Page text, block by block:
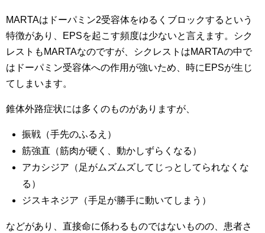
MARTAはドーパミン2受容体をゆるくブロックするという
特徴があり、EPSを起こす頻度は少ないと言えます。シク
レストもMARTAなのですが、シクレストはMARTAの中で
はドーパミン受容体への作用が強いため、時にEPSが生じ
てしまいます。
錐体外路症状には多くのものがありますが、
振戦（手先のふるえ）
筋強直（筋肉が硬く、動かしずらくなる）
アカシジア（足がムズムズしてじっとしてられなくな
る）
ジスキネジア（手足が勝手に動いてしまう）
などがあり、直接命に係わるものではないものの、患者さ